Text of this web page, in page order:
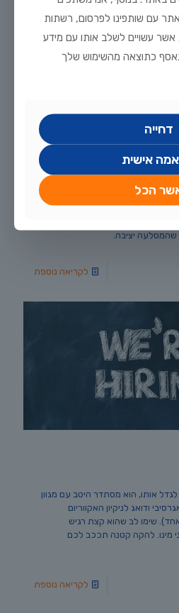
מיוחד וקל יחסית לגידול. הוא זקוק
דג. יאהב מאד עצי סחף, מערות
והוא זקוק למים מפולטרים
משאריות מזון ומחלזונות. שימו לב
יציבה.
לקריאה נוספת
אותו, הוא מסתדר היטב עם מגוון
ודואג לניקיון האקווריום
שימו לב שהוא קצת רגיש
מינו. להקה קטנה תככב לכם
לקריאה נוספת
עם שותפינו לפרסום, רשתות
אשר עשויים לשלב אותו עם מידע
כתוצאה מהשימוש שלך
דחייה
אישית
הכל